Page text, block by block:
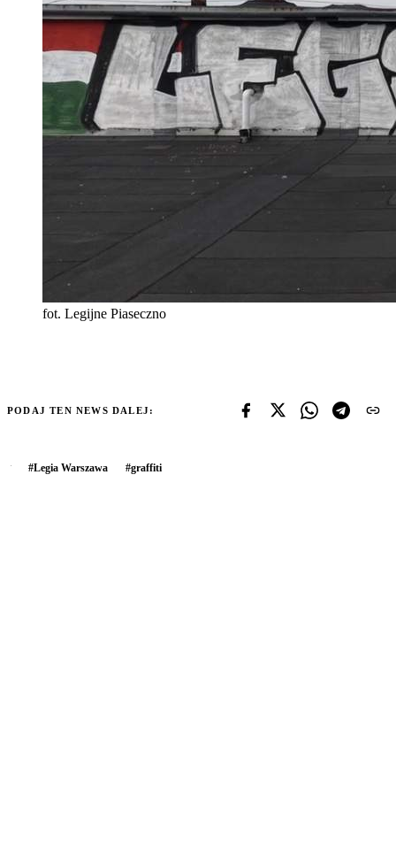
fot. Legijne Piaseczno
PODAJ TEN NEWS DALEJ:
#Legia Warszawa #graffiti